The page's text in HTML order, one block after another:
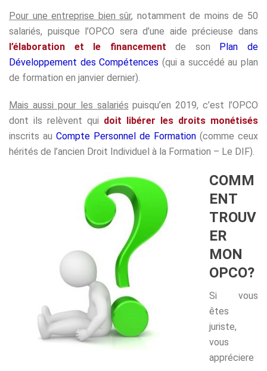
Pour une entreprise bien sûr, notamment de moins de 50
salariés, puisque l’OPCO sera d’une aide précieuse dans
l’élaboration et le financement de son Plan de
Développement des Compétences (qui a succédé au plan
de formation en janvier dernier).
Mais aussi pour les salariés puisqu’en 2019, c’est l’OPCO
dont ils relèvent qui doit libérer les droits monétisés
inscrits au Compte Personnel de Formation (comme ceux
hérités de l’ancien Droit Individuel à la Formation – Le DIF).
COMM
ENT
TROUV
ER
MON
OPCO?
Si vous
êtes
juriste,
vous
appréciere